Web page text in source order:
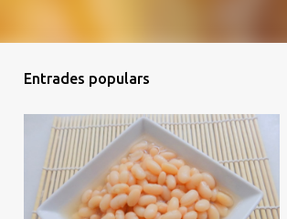
Entrades populars